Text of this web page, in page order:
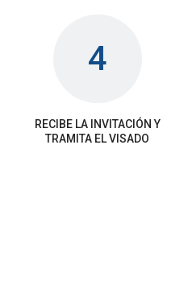
4
RECIBE LA INVITACIÓN Y
TRAMITA EL VISADO